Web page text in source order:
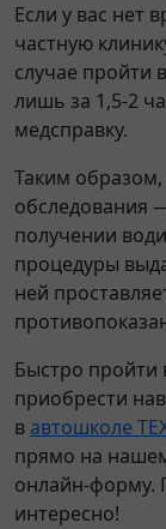
Если у вас нет
частную
случае пройти
лишь за 1,5-2
медсправку.
Таким
обследования
получении
процедуры
ней
Быстро пройти
приобрести
в автошколе
прямо на
онлайн-форму.
интересно!